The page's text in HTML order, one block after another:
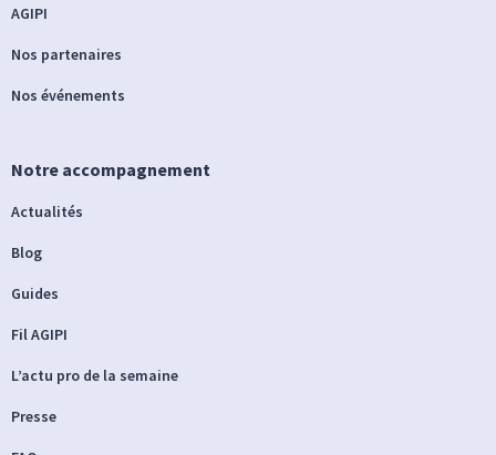
AGIPI
Nos partenaires
Nos événements
Notre accompagnement
Actualités
Blog
Guides
Fil AGIPI
L’actu pro de la semaine
Presse